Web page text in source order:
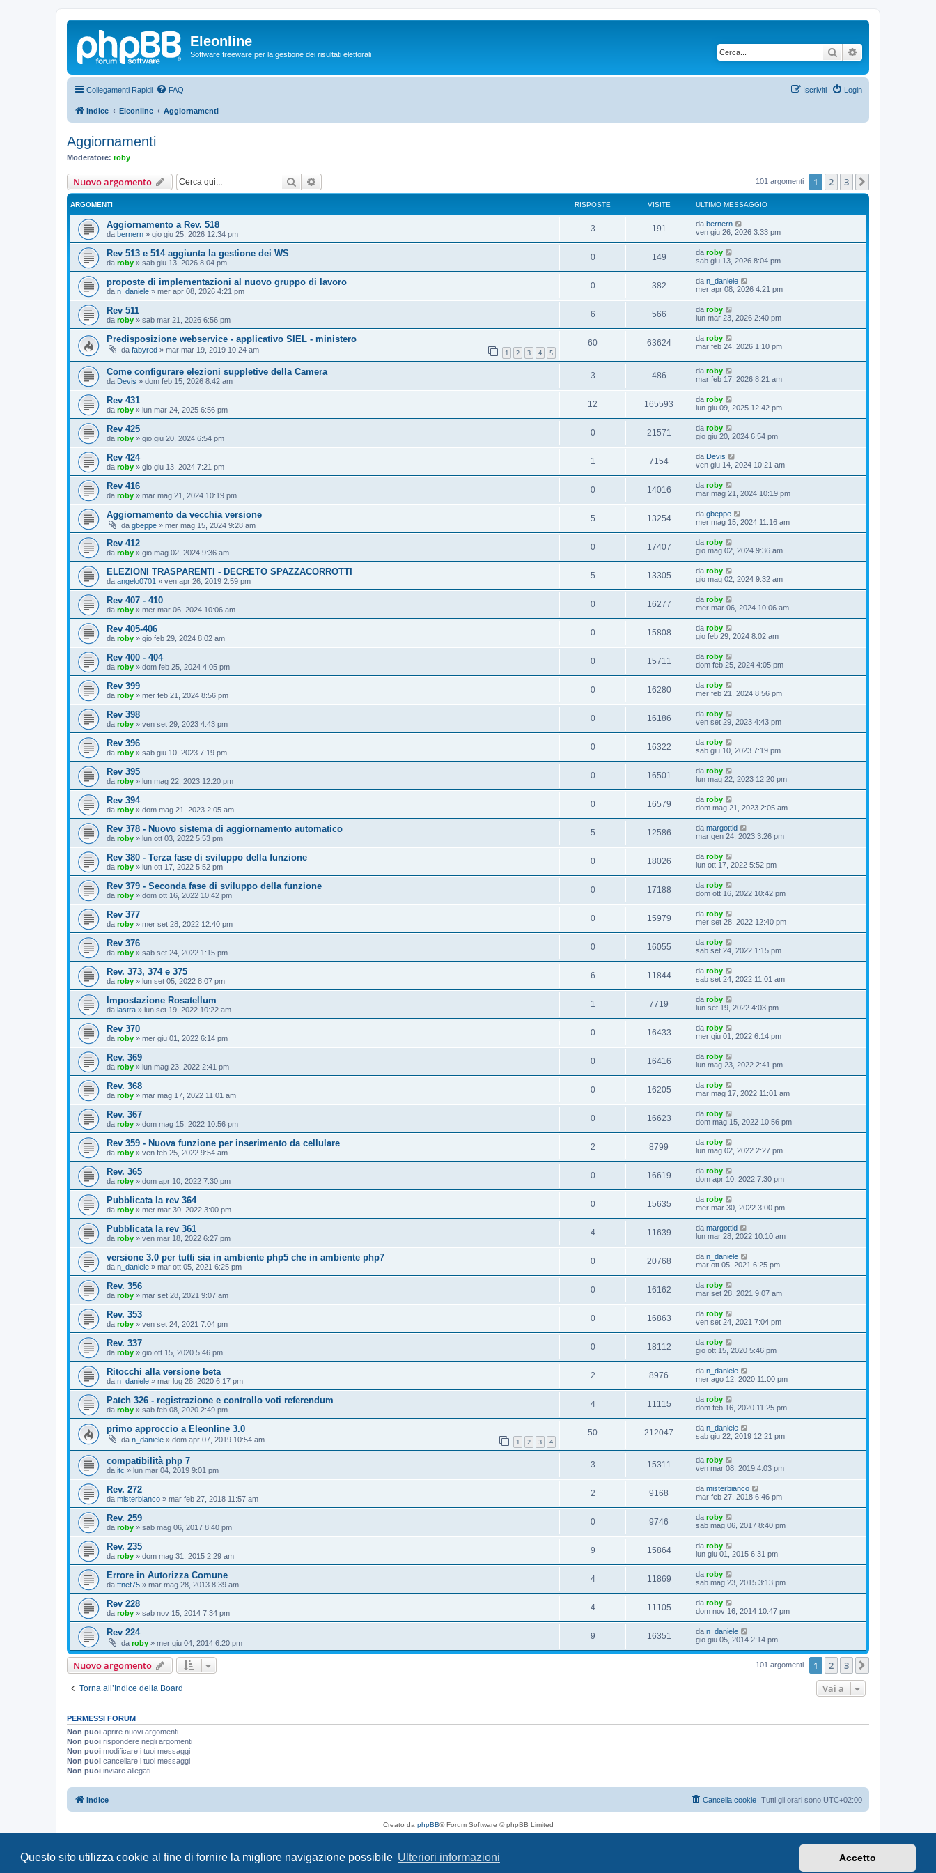
Questo sito utilizza cookie al fine di fornire la migliore navigazione possibile Ulteriori informazioni Accetto
Eleonline
Software freeware per la gestione dei risultati elettorali Cerca
Collegamenti Rapidi FAQ Login
Iscriviti
Indice Eleonline Aggiornamenti
Aggiornamenti
Moderatore: roby
Nuovo argomento Cerca 101 argomenti 1 2 3
ARGOMENTI RISPOSTE VISITE ULTIMO MESSAGGIO
Aggiornamento a Rev. 518
da bernern » gio giu 25, 2026 12:34 pm
3 191 da bernern
ven giu 26, 2026 3:33 pm
Rev 513 e 514 aggiunta la gestione dei WS
da roby » sab giu 13, 2026 8:04 pm
0 149 da roby
sab giu 13, 2026 8:04 pm
proposte di implementazioni al nuovo gruppo di lavoro
da n_daniele » mer apr 08, 2026 4:21 pm
0 382 da n_daniele
mer apr 08, 2026 4:21 pm
Rev 511
da roby » sab mar 21, 2026 6:56 pm
6 566 da roby
lun mar 23, 2026 2:40 pm
Predisposizione webservice - applicativo SIEL - ministero
da fabyred » mar mar 19, 2019 10:24 am 1 2 3 4 5
60 63624 da roby
mar feb 24, 2026 1:10 pm
Come configurare elezioni suppletive della Camera
da Devis » dom feb 15, 2026 8:42 am
3 486 da roby
mar feb 17, 2026 8:21 am
Rev 431
da roby » lun mar 24, 2025 6:56 pm
12 165593 da roby
lun giu 09, 2025 12:42 pm
Rev 425
da roby » gio giu 20, 2024 6:54 pm
0 21571 da roby
gio giu 20, 2024 6:54 pm
Rev 424
da roby » gio giu 13, 2024 7:21 pm
1 7154 da Devis
ven giu 14, 2024 10:21 am
Rev 416
da roby » mar mag 21, 2024 10:19 pm
0 14016 da roby
mar mag 21, 2024 10:19 pm
Aggiornamento da vecchia versione
da gbeppe » mer mag 15, 2024 9:28 am
5 13254 da gbeppe
mer mag 15, 2024 11:16 am
Rev 412
da roby » gio mag 02, 2024 9:36 am
0 17407 da roby
gio mag 02, 2024 9:36 am
ELEZIONI TRASPARENTI - DECRETO SPAZZACORROTTI
da angelo0701 » ven apr 26, 2019 2:59 pm
5 13305 da roby
gio mag 02, 2024 9:32 am
Rev 407 - 410
da roby » mer mar 06, 2024 10:06 am
0 16277 da roby
mer mar 06, 2024 10:06 am
Rev 405-406
da roby » gio feb 29, 2024 8:02 am
0 15808 da roby
gio feb 29, 2024 8:02 am
Rev 400 - 404
da roby » dom feb 25, 2024 4:05 pm
0 15711 da roby
dom feb 25, 2024 4:05 pm
Rev 399
da roby » mer feb 21, 2024 8:56 pm
0 16280 da roby
mer feb 21, 2024 8:56 pm
Rev 398
da roby » ven set 29, 2023 4:43 pm
0 16186 da roby
ven set 29, 2023 4:43 pm
Rev 396
da roby » sab giu 10, 2023 7:19 pm
0 16322 da roby
sab giu 10, 2023 7:19 pm
Rev 395
da roby » lun mag 22, 2023 12:20 pm
0 16501 da roby
lun mag 22, 2023 12:20 pm
Rev 394
da roby » dom mag 21, 2023 2:05 am
0 16579 da roby
dom mag 21, 2023 2:05 am
Rev 378 - Nuovo sistema di aggiornamento automatico
da roby » lun ott 03, 2022 5:53 pm
5 12586 da margottid
mar gen 24, 2023 3:26 pm
Rev 380 - Terza fase di sviluppo della funzione
da roby » lun ott 17, 2022 5:52 pm
0 18026 da roby
lun ott 17, 2022 5:52 pm
Rev 379 - Seconda fase di sviluppo della funzione
da roby » dom ott 16, 2022 10:42 pm
0 17188 da roby
dom ott 16, 2022 10:42 pm
Rev 377
da roby » mer set 28, 2022 12:40 pm
0 15979 da roby
mer set 28, 2022 12:40 pm
Rev 376
da roby » sab set 24, 2022 1:15 pm
0 16055 da roby
sab set 24, 2022 1:15 pm
Rev. 373, 374 e 375
da roby » lun set 05, 2022 8:07 pm
6 11844 da roby
sab set 24, 2022 11:01 am
Impostazione Rosatellum
da lastra » lun set 19, 2022 10:22 am
1 7719 da roby
lun set 19, 2022 4:03 pm
Rev 370
da roby » mer giu 01, 2022 6:14 pm
0 16433 da roby
mer giu 01, 2022 6:14 pm
Rev. 369
da roby » lun mag 23, 2022 2:41 pm
0 16416 da roby
lun mag 23, 2022 2:41 pm
Rev. 368
da roby » mar mag 17, 2022 11:01 am
0 16205 da roby
mar mag 17, 2022 11:01 am
Rev. 367
da roby » dom mag 15, 2022 10:56 pm
0 16623 da roby
dom mag 15, 2022 10:56 pm
Rev 359 - Nuova funzione per inserimento da cellulare
da roby » ven feb 25, 2022 9:54 am
2 8799 da roby
lun mag 02, 2022 2:27 pm
Rev. 365
da roby » dom apr 10, 2022 7:30 pm
0 16619 da roby
dom apr 10, 2022 7:30 pm
Pubblicata la rev 364
da roby » mer mar 30, 2022 3:00 pm
0 15635 da roby
mer mar 30, 2022 3:00 pm
Pubblicata la rev 361
da roby » ven mar 18, 2022 6:27 pm
4 11639 da margottid
lun mar 28, 2022 10:10 am
versione 3.0 per tutti sia in ambiente php5 che in ambiente php7
da n_daniele » mar ott 05, 2021 6:25 pm
0 20768 da n_daniele
mar ott 05, 2021 6:25 pm
Rev. 356
da roby » mar set 28, 2021 9:07 am
0 16162 da roby
mar set 28, 2021 9:07 am
Rev. 353
da roby » ven set 24, 2021 7:04 pm
0 16863 da roby
ven set 24, 2021 7:04 pm
Rev. 337
da roby » gio ott 15, 2020 5:46 pm
0 18112 da roby
gio ott 15, 2020 5:46 pm
Ritocchi alla versione beta
da n_daniele » mar lug 28, 2020 6:17 pm
2 8976 da n_daniele
mer ago 12, 2020 11:00 pm
Patch 326 - registrazione e controllo voti referendum
da roby » sab feb 08, 2020 2:49 pm
4 11115 da roby
dom feb 16, 2020 11:25 pm
primo approccio a Eleonline 3.0
da n_daniele » dom apr 07, 2019 10:54 am 1 2 3 4
50 212047 da n_daniele
sab giu 22, 2019 12:21 pm
compatibilità php 7
da itc » lun mar 04, 2019 9:01 pm
3 15311 da roby
ven mar 08, 2019 4:03 pm
Rev. 272
da misterbianco » mar feb 27, 2018 11:57 am
2 9168 da misterbianco
mar feb 27, 2018 6:46 pm
Rev. 259
da roby » sab mag 06, 2017 8:40 pm
0 9746 da roby
sab mag 06, 2017 8:40 pm
Rev. 235
da roby » dom mag 31, 2015 2:29 am
9 15864 da roby
lun giu 01, 2015 6:31 pm
Errore in Autorizza Comune
da ffnet75 » mar mag 28, 2013 8:39 am
4 11869 da roby
sab mag 23, 2015 3:13 pm
Rev 228
da roby » sab nov 15, 2014 7:34 pm
4 11105 da roby
dom nov 16, 2014 10:47 pm
Rev 224
da roby » mer giu 04, 2014 6:20 pm
9 16351 da n_daniele
gio giu 05, 2014 2:14 pm
Nuovo argomento 101 argomenti 1 2 3
Torna all’Indice della Board Vai a
PERMESSI FORUM
Non puoi aprire nuovi argomenti
Non puoi rispondere negli argomenti
Non puoi modificare i tuoi messaggi
Non puoi cancellare i tuoi messaggi
Non puoi inviare allegati
Indice Tutti gli orari sono UTC+02:00
Cancella cookie
Creato da phpBB® Forum Software © phpBB Limited